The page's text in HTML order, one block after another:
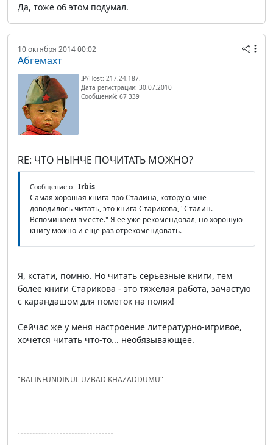
Да, тоже об этом подумал.
10 октября 2014 00:02
Абгемахт
IP/Host: 217.24.187.---
Дата регистрации: 30.07.2010
Сообщений: 67 339
RE: ЧТО НЫНЧЕ ПОЧИТАТЬ МОЖНО?
Сообщение от Irbis
Самая хорошая книга про Сталина, которую мне
доводилось читать, это книга Старикова, "Сталин.
Вспоминаем вместе." Я ее уже рекомендовал, но хорошую
книгу можно и еще раз отрекомендовать.
Я, кстати, помню. Но читать серьезные книги, тем
более книги Старикова - это тяжелая работа, зачастую
с карандашом для пометок на полях!
Сейчас же у меня настроение литературно-игривое,
хочется читать что-то... необязывающее.
"BALINFUNDINUL UZBAD KHAZADDUMU"